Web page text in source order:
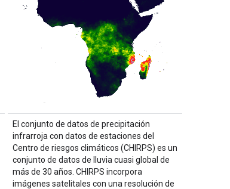
El conjunto de datos de precipitación
infrarroja con datos de estaciones del
Centro de riesgos climáticos (CHIRPS) es un
conjunto de datos de lluvia cuasi global de
más de 30 años. CHIRPS incorpora
imágenes satelitales con una resolución de